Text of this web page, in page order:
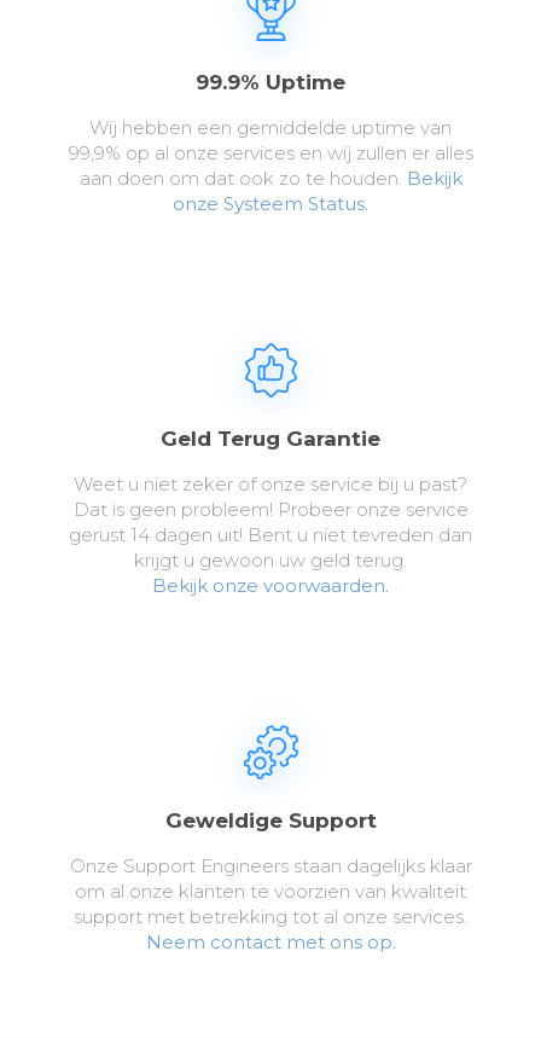
99.9% Uptime
Wij hebben een gemiddelde uptime van
99,9% op al onze services en wij zullen er alles
aan doen om dat ook zo te houden. Bekijk
onze Systeem Status.
Geld Terug Garantie
Weet u niet zeker of onze service bij u past?
Dat is geen probleem! Probeer onze service
gerust 14 dagen uit! Bent u niet tevreden dan
krijgt u gewoon uw geld terug.
Bekijk onze voorwaarden.
Geweldige Support
Onze Support Engineers staan dagelijks klaar
om al onze klanten te voorzien van kwaliteit
support met betrekking tot al onze services.
Neem contact met ons op.